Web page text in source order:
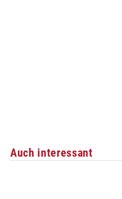
Auch interessant